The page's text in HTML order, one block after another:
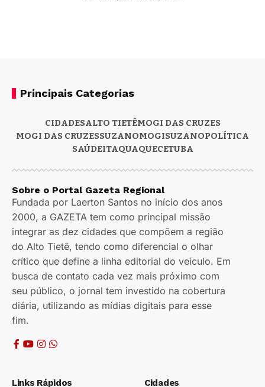
Principais Categorias
CIDADESALTO TIETÊMOGI DAS CRUZES
MOGI DAS CRUZESSUZANOMOGISUZANOPOLÍTICA
SAÚDEITAQUAQUECETUBA
Sobre o Portal Gazeta Regional
Fundada por Laerton Santos no início dos anos
2000, a GAZETA tem como principal missão
integrar as dez cidades que compõem a região
do Alto Tietê, tendo como diferencial o olhar
crítico que define a linha editorial do veículo. Em
busca de contato cada vez mais próximo com
seu público, o jornal tem investido na cobertura
diária, utilizando as mídias digitais para esse
fim.
Links Rápidos Cidades